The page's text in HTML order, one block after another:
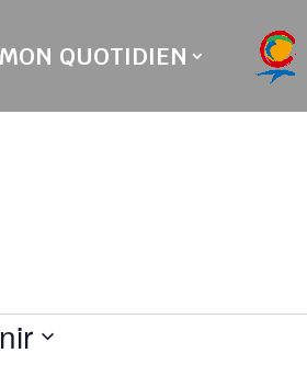
MON QUOTIDIEN